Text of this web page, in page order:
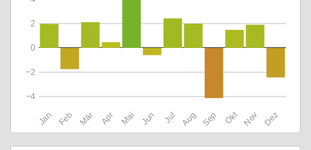
Jan Feb Mär Apr Mai Jun Jul Aug Sep Okt Nov Dez
−4
−2
0
2